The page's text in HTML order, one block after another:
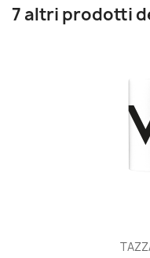
7 altri prodotti